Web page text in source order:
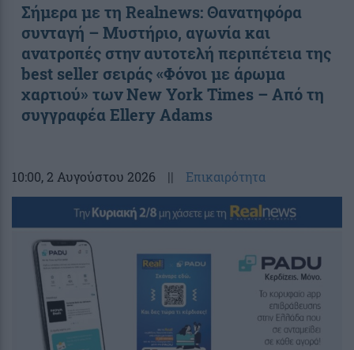
Σήμερα με τη Realnews: Θανατηφόρα
συνταγή – Μυστήριο, αγωνία και
ανατροπές στην αυτοτελή περιπέτεια της
best seller σειράς «Φόνοι με άρωμα
χαρτιού» των New York Times – Από τη
συγγραφέα Ellery Adams
10:00, 2 Αυγούστου 2026 || Επικαιρότητα